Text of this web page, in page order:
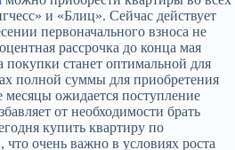
и «Блиц». Сейчас действует
первоначального взноса не
рассрочка до конца мая
покупки станет оптимальной для
полной суммы для приобретения
ожидается поступление
от необходимости брать
купить квартиру по
очень важно в условиях роста